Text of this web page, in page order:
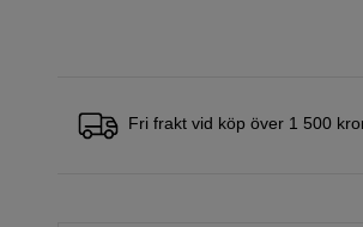
Fri frakt vid köp över 1 500